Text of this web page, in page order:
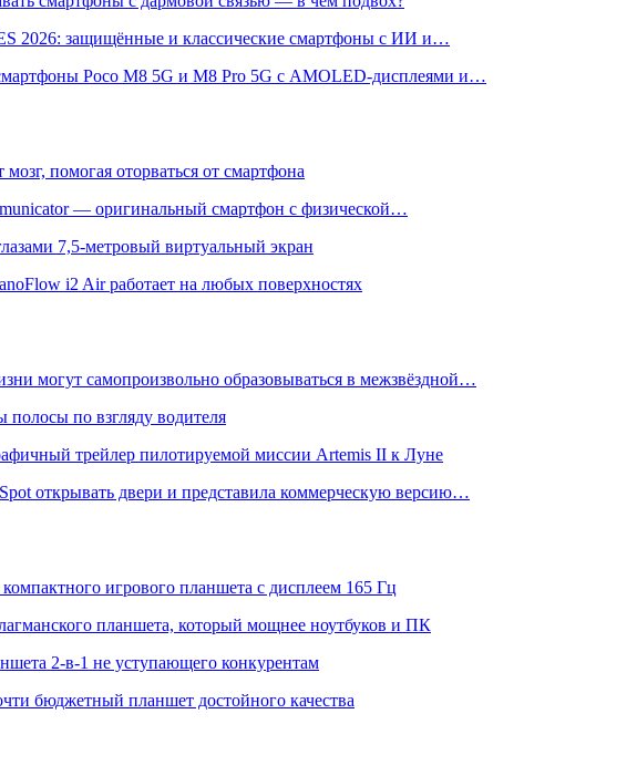
2026: защищённые и классические смартфоны с ИИ и…
Poco M8 5G и M8 Pro 5G с AMOLED-дисплеями и…
помогая оторваться от смартфона
— оригинальный смартфон с физической…
7,5-метровый виртуальный экран
i2 Air работает на любых поверхностях
могут самопроизвольно образовываться в межзвёздной…
полосы по взгляду водителя
трейлер пилотируемой миссии Artemis II к Луне
открывать двери и представила коммерческую версию…
игрового планшета с дисплеем 165 Гц
планшета, который мощнее ноутбуков и ПК
2-в-1 не уступающего конкурентам
бюджетный планшет достойного качества